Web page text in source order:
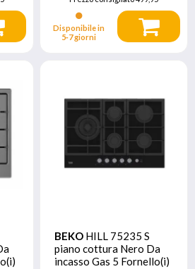
Disponibile in
5‑7 giorni
BEKO HILL 75235 S
piano cottura Nero Da
incasso Gas 5 Fornello(i)